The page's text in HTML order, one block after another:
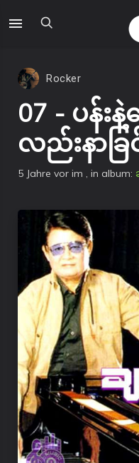
Rocker
07 - ပန်း
လည်းနာခ
5 Jahre vor im , in album: